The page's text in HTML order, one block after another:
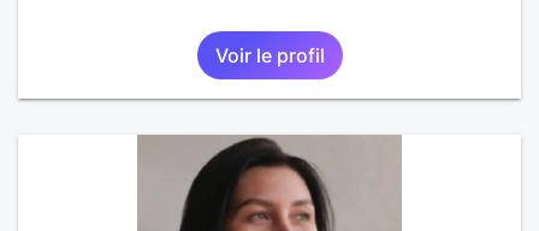
Voir le profil